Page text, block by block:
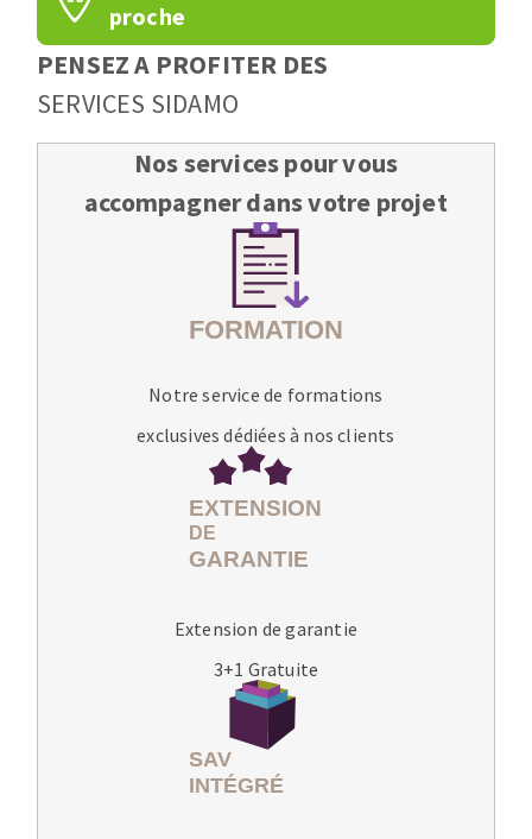
proche
PENSEZ A PROFITER DES
SERVICES SIDAMO
Nos services pour vous
accompagner dans votre projet
Notre service de formations
exclusives dédiées à nos clients
Extension de garantie
3+1 Gratuite